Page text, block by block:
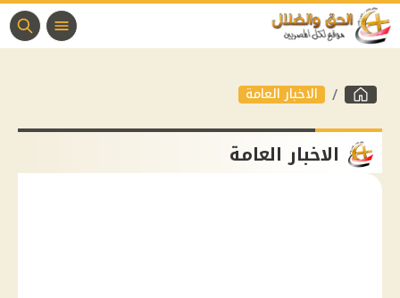
الاخبار العامة
الاخبار العامة